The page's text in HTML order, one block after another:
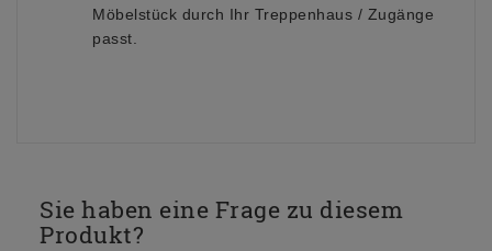
Möbelstück durch Ihr Treppenhaus / Zugänge
passt.
Sie haben eine Frage zu diesem
Produkt?